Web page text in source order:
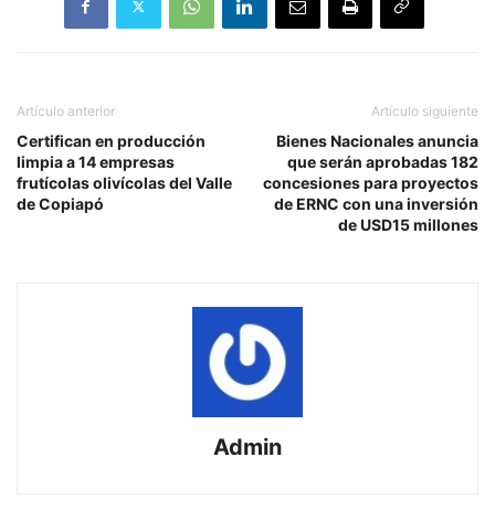
Artículo anterior
Certifican en producción
limpia a 14 empresas
frutícolas olivícolas del Valle
de Copiapó
Artículo siguiente
Bienes Nacionales anuncia
que serán aprobadas 182
concesiones para proyectos
de ERNC con una inversión
de USD15 millones
Admin